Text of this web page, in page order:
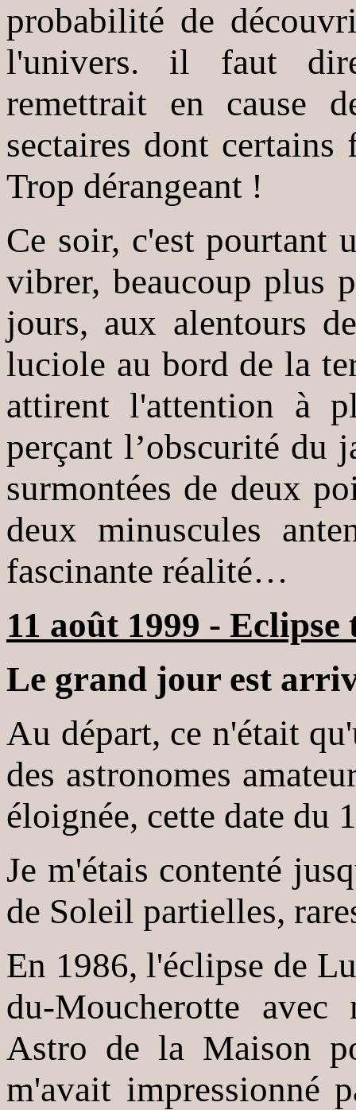
probabilité de
l'univers. il faut
remettrait en cause
sectaires dont
Trop dérangeant !
Ce soir, c'est pourtant
vibrer, beaucoup plus
jours, aux alentours
luciole au bord de la
attirent l'attention à
perçant l’obscurité du
surmontées de deux
deux minuscules
fascinante réalité…
11 août 1999 -
Le grand jour est
Au départ, ce n'était
des astronomes
éloignée, cette date du
Je m'étais contenté
de Soleil partielles,
En 1986, l'éclipse de
du-Moucherotte
Astro de la Maison
m'avait impressionné